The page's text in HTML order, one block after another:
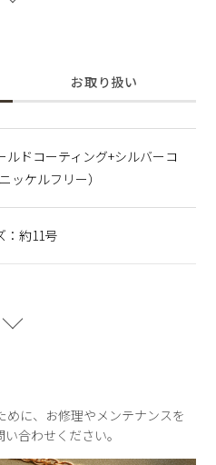
にもおすすめです。
で大切な人へのプレゼントに
めです。
るニッケルで引き起こるアレル
お取り扱い
ルドコーティング+シルバーコ
ッケルフリー）
：約11号
に、お修理やメンテナンスを
合わせください。